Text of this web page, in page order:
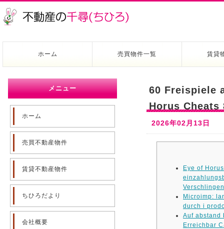
ホーム 売買物件一覧 賃貸
メニュー
ホーム
売買不動産物件
賃貸不動産物件
ちひろだより
会社概要
60 Freispiele
Horus
2026年02月13日
Eye of
Microimp:
durch i
Auf abstand
Erreichbar